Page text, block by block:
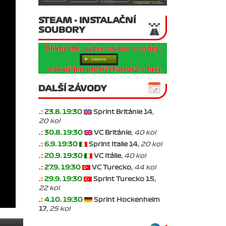
STEAM - INSTALAČNÍ
SOUBORY
DALŠÍ ZÁVODY
.: 23.8. 19:30 Sprint Británie 14,
20 kol
.: 30.8. 19:30 VC Británie, 40 kol
.: 6.9. 19:30 Sprint Italie 14, 20 kol
.: 20.9. 19:30 VC Itálie, 40 kol
.: 27.9. 19:30 VC Turecko, 44 kol
.: 29.9. 19:30 Sprint Turecko 15,
22 kol
.: 4.10. 19:30
Sprint Hockenheim
17, 25 kol